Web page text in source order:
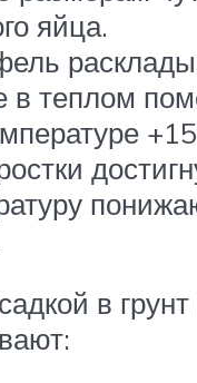
яйца.
в теплом
в грунт